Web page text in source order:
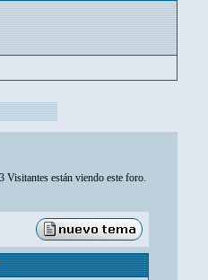
Visitantes están viendo este foro.